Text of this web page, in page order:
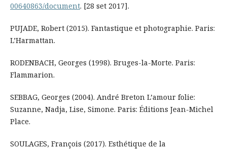
00640863/document. [28 set 2017].
PUJADE, Robert (2015). Fantastique et photographie. Paris:
L’Harmattan.
RODENBACH, Georges (1998). Bruges-la-Morte. Paris:
Flammarion.
SEBBAG, Georges (2004). André Breton L’amour folie:
Suzanne, Nadja, Lise, Simone. Paris: Éditions Jean-Michel
Place.
SOULAGES, François (2017). Esthétique de la